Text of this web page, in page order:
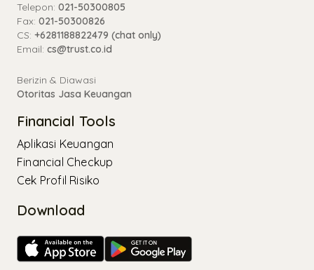
Telepon: 021-50300805
Fax: 021-50300826
CS: +6281188822479 (chat only)
Email: cs@trust.co.id
Berizin & Diawasi
Otoritas Jasa Keuangan
Financial Tools
Aplikasi Keuangan
Financial Checkup
Cek Profil Risiko
Download